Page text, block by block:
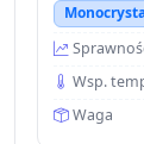
Wsp.
Waga